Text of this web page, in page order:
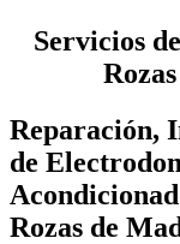
Servicios
Reparación,
de
Rozas de